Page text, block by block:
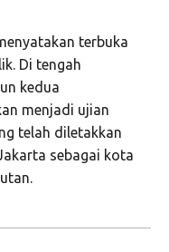
terbuka
Di tengah
kedua
menjadi ujian
telah diletakkan
sebagai kota